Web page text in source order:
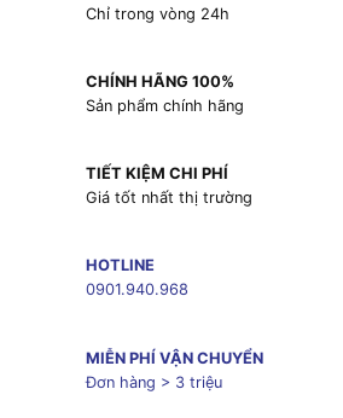
Chỉ trong vòng 24h
CHÍNH HÃNG 100%
Sản phẩm chính hãng
TIẾT KIỆM CHI PHÍ
Giá tốt nhất thị trường
HOTLINE
0901.940.968
MIỄN PHÍ VẬN CHUYỂN
Đơn hàng > 3 triệu